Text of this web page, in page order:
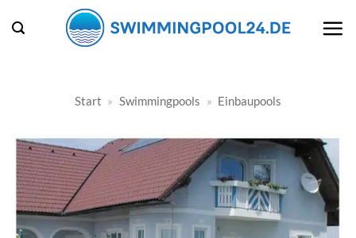
Inhalt
Start » Swimmingpools » Einbaupools